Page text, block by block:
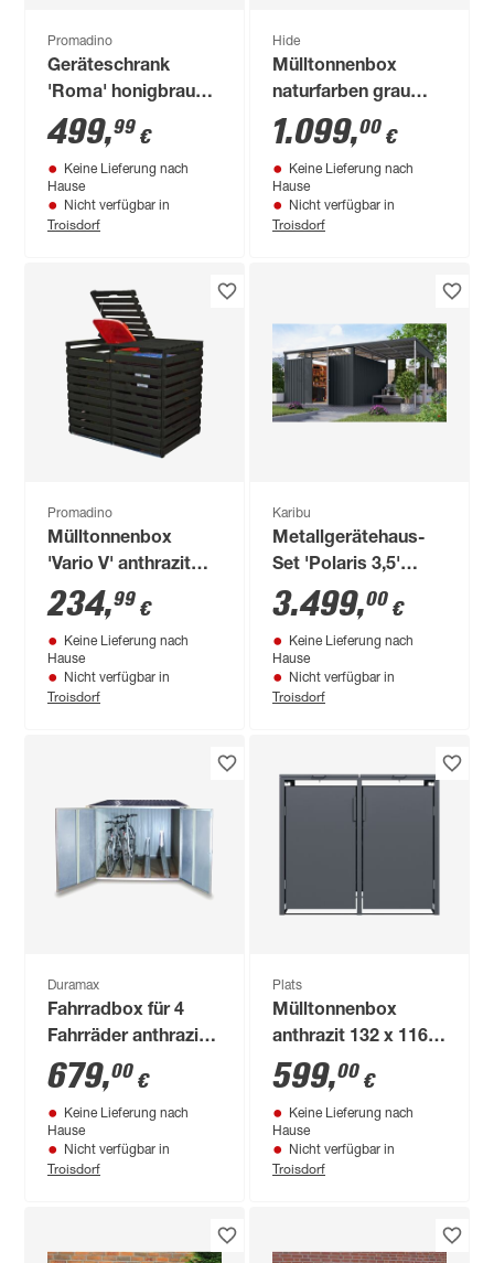
Promadino
Geräteschrank
'Roma' honigbraun
110 x 180 x 83 cm
499,99 €
Keine Lieferung nach
Hause
Nicht verfügbar in
Troisdorf
Hide
Mülltonnenbox
naturfarben grau
Metall 81 x 209 x 115
cm
1.099,00 €
Keine Lieferung nach
Hause
Nicht verfügbar in
Troisdorf
Promadino
Mülltonnenbox
'Vario V' anthrazit
148 x 92 x 122 cm
234,99 €
Keine Lieferung nach
Hause
Nicht verfügbar in
Troisdorf
Karibu
Metallgerätehaus-
Set 'Polaris 3,5'
anthrazit 560 x 220 x
343 cm
3.499,00 €
Keine Lieferung nach
Hause
Nicht verfügbar in
Troisdorf
Duramax
Fahrradbox für 4
Fahrräder anthrazit
203 x 202 x 163 cm
679,00 €
Keine Lieferung nach
Hause
Nicht verfügbar in
Troisdorf
Plats
Mülltonnenbox
anthrazit 132 x 116 x
80 cm
599,00 €
Keine Lieferung nach
Hause
Nicht verfügbar in
Troisdorf